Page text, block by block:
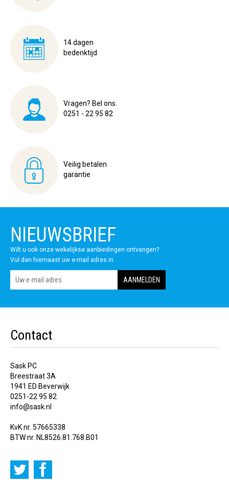
14 dagen
bedenktijd
Vragen? Bel ons.
0251 - 22 95 82
Veilig betalen
garantie
NIEUWSBRIEF
Wilt u ook onze wekelijkse aanbiedingen ontvangen?
Vul dan hiernaast uw e-mail adres in.
Contact
Sask PC
Breestraat 3A
1941 ED Beverwijk
0251-22 95 82
info@sask.nl
KvK nr. 57665338
BTW nr. NL8526.81.768.B01